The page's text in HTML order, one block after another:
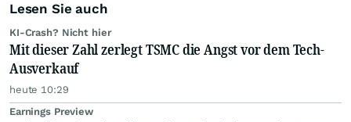
Lesen Sie auch
KI-Crash? Nicht hier
Mit dieser Zahl zerlegt TSMC die Angst vor dem Tech-
Ausverkauf
heute 10:29
Earnings Preview